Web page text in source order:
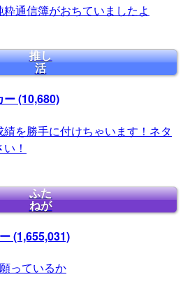
通信簿がおちていましたよ
推し
活
ー(10,680)
を勝手に付けちゃいます！ネタ
！
ふた
ねが
(1,655,031)
っているか